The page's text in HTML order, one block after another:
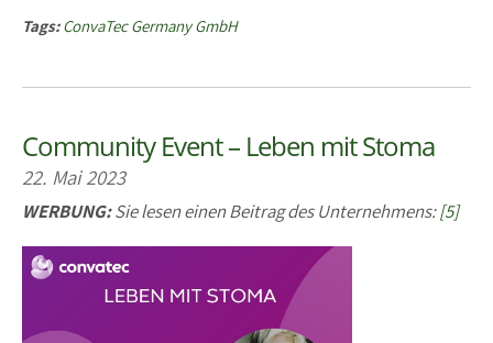
Tags:ConvaTec Germany GmbH
Community Event – Leben mit Stoma
22. Mai 2023
WERBUNG:Sie lesen einen Beitrag des Unternehmens:[5]